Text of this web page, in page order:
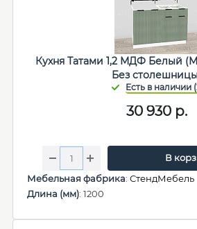
Кухня Татами 1,2 МДФ Белый
Без
30 930 р.
В
Мебельная фабрика: СтендМебель
Длина (мм): 1200